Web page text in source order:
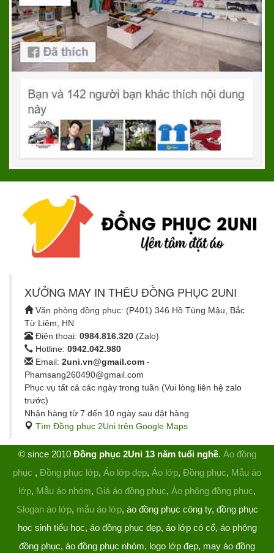
XƯỞNG MAY IN THÊU ĐỒNG PHỤC 2UNI
Văn phòng đồng phục: (P401) 346 Hồ Tùng Mậu, Bắc
Từ Liêm, HN
Điện thoại: 0984.816.320 (Zalo)
Hotline: 0942.042.980
Email: 2uni.vn@gmail.com -
Phamsang260490@gmail.com
Phục vụ tất cả các ngày trong tuần (Vui lòng liên hệ zalo
trước)
Nhận hàng từ 7 đến 10 ngày sau đặt hàng
Tìm Đồng phục 2Uni trên Google Maps
© since 2010 Đồng phục 2Uni 13 năm tuổi nghề. Áo đồng
phục , Đồng phục lớp, Áo lớp đẹp, Áo lớp, Đồng phục, Mẫu áo
lớp, Mẫu áo nhóm, Giá áo đồng phục, Áo phông đồng phục,
Slogan áo lớp, mẫu áo lớp, áo đồng phục công ty, đồng phục
học sinh tiểu học, áo đồng phục đẹp, áo lớp có cổ, áo phông
đồng phục, áo đồng phục nhóm, logo lớp đẹp, may áo đồng